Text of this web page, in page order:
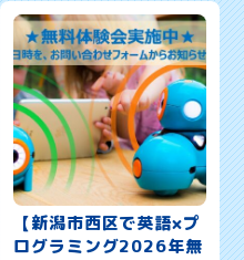
す。新潟市西区で「子どもの
習いごと、結...
【新潟市西区で英語×プ
ログラミング2026年無